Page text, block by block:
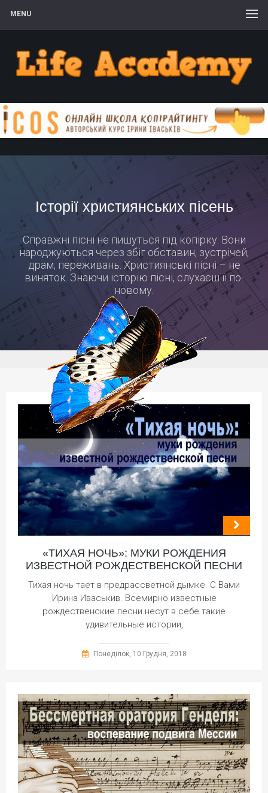
MENU
Історії християнських пісень
Справжні пісні не пишуться під копірку. Вони
народжуються через збіг обставин, зустрічей,
драм, переживань. Християнські пісні – не
виняток. Знаючи історію пісні, слухаєш її по-
новому.
«ТИХАЯ НОЧЬ»: МУКИ РОЖДЕНИЯ
ИЗВЕСТНОЙ РОЖДЕСТВЕНСКОЙ ПЕСНИ
Тихая ночь тает в предрассветной дымке. С Вами
Ирина Иваськив. Всемирно известные
рождественские песни несут в себе такие
удивительные истории,
Понеділок, 10 Грудня, 2018